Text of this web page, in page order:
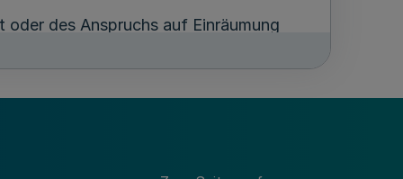
des Anspruchs auf Einräumung
der Sitz der